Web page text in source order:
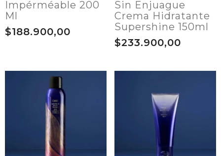
Impérméable 200
Ml
$188.900,00
Sin Enjuague
Crema Hidratante
Supershine 150ml
$233.900,00